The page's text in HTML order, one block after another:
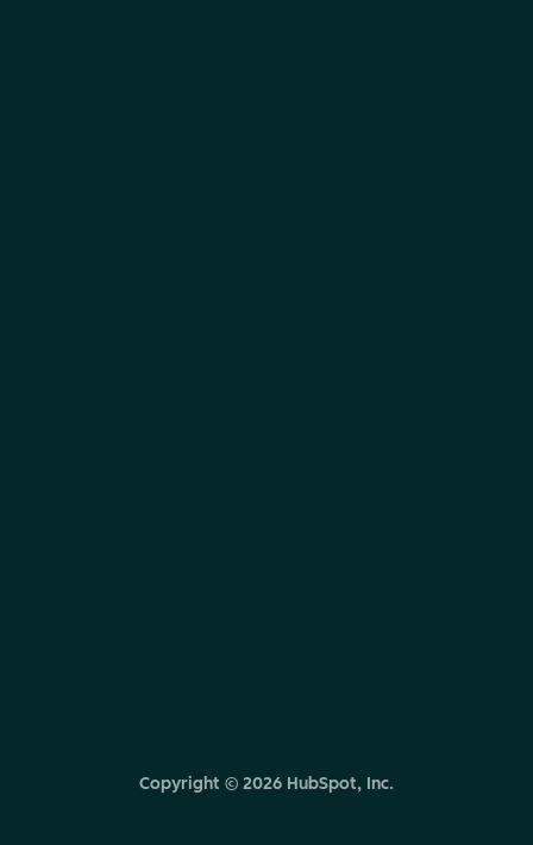
Copyright © 2026 HubSpot, Inc.